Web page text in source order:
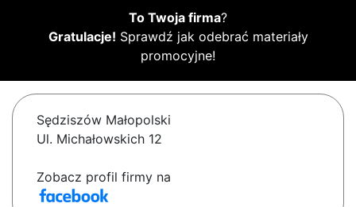
To Twoja firma?
Gratulacje! Sprawdź jak odebrać materiały
promocyjne!
Sędziszów Małopolski
Ul. Michałowskich 12
Zobacz profil firmy na